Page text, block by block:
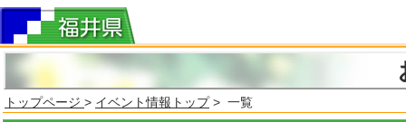
トップページ > イベント情報トップ> 一覧